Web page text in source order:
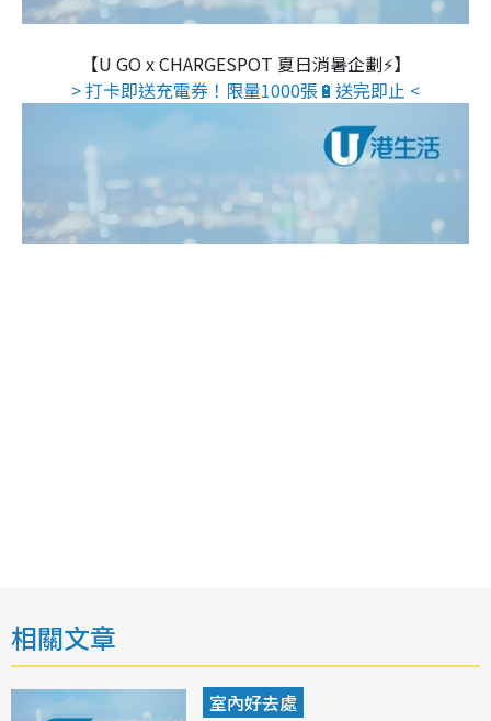
【U GO x CHARGESPOT 夏日消暑企劃⚡】
> 打卡即送充電券！限量1000張🔋送完即止 <
相關文章
室內好去處